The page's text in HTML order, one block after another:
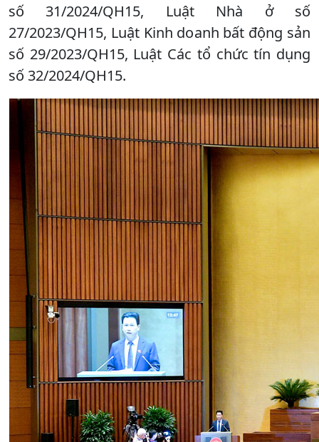
số 31/2024/QH15, Luật Nhà ở số
27/2023/QH15, Luật Kinh doanh bất động sản
số 29/2023/QH15, Luật Các tổ chức tín dụng
số 32/2024/QH15.